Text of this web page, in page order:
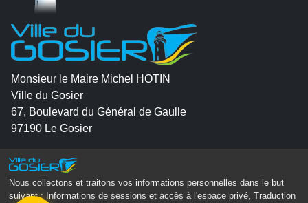
Nous collectons et traitons vos informations personnelles dans le but
suivant :
Informations de sessions et accès à l'espace privé, Traduction
Monsieur le Maire Michel HOTIN
Ville du Gosier
67, Boulevard du Général de Gaulle
97190 Le Gosier
Tél. 05 90 84 86 86
Envoyer un email